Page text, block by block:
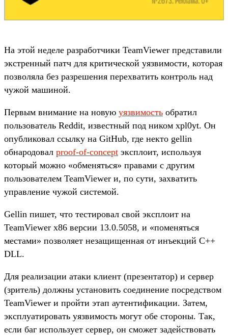
На этой неделе разработчики TeamViewer представили
экстренный патч для критической уязвимости, которая
позволяла без разрешения перехватить контроль над
чужой машиной.
Первым внимание на новую уязвимость обратил
пользователь Reddit, известный под ником xpl0yt. Он
опубликовал ссылку на GitHub, где некто gellin
обнародовал proof-of-concept эксплоит, используя
который можно «обменяться» правами с другим
пользователем TeamViewer и, по сути, захватить
управление чужой системой.
Gellin пишет, что тестировал свой эксплоит на
TeamViewer x86 версии 13.0.5058, и «поменяться
местами» позволяет незащищенная от инъекций C++
DLL.
Для реализации атаки клиент (презентатор) и сервер
(зритель) должны установить соединение посредством
TeamViewer и пройти этап аутентификации. Затем,
эксплуатировать уязвимость могут обе стороны. Так,
если баг использует сервер, он сможет задействовать